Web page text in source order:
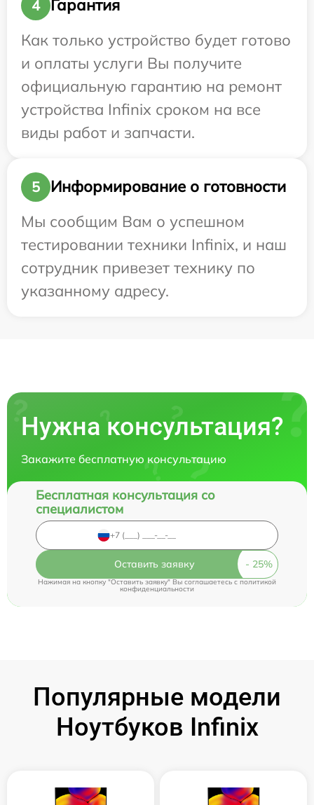
4
Гарантия
Как только устройство будет готово
и оплаты услуги Вы получите
официальную гарантию на ремонт
устройства Infinix сроком на все
виды работ и запчасти.
5
Информирование о готовности
Мы сообщим Вам о успешном
тестировании техники Infinix, и наш
сотрудник привезет технику по
указанному адресу.
Нужна консультация?
Закажите бесплатную консультацию
Бесплатная консультация со
специалистом
Оставить заявку
Нажимая на кнопку "Оставить заявку" Вы соглашаетесь cполитикой
конфиденциальности
Популярные модели
Ноутбуков Infinix